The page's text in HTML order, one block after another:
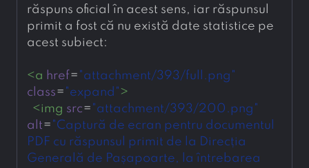
răspuns oficial în acest sens, iar răspunsul
primit a fost că nu există date statistice pe
acest subiect:
<a href= "attachment/393/full.png"
class= "expand">
<img src= "attachment/393/200.png"
alt= "Captură de ecran pentru documentul
PDF cu răspunsul primit de la Direcția
Generală de Pașapoarte, la întrebarea